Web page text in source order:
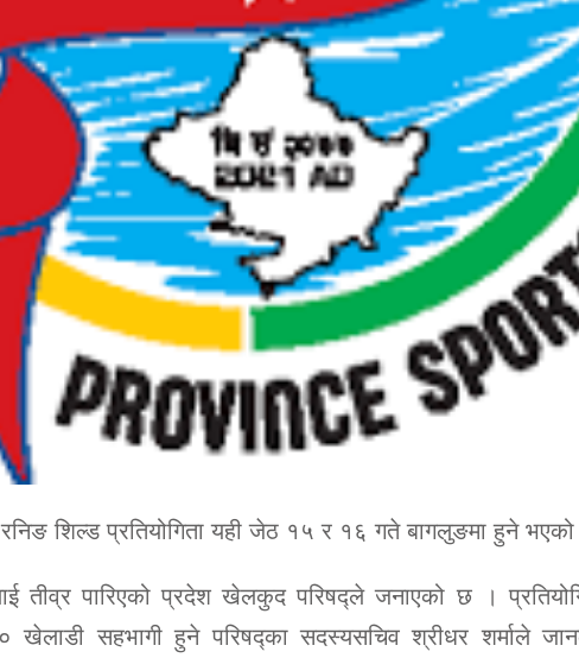
रनिङ शिल्ड प्रतियोगिता यही जेठ १५ र १६ गते बागलुङमा हुने
तीव्र पारिएको प्रदेश खेलकुद परिषद्ले जनाएको छ ।
खेलाडी सहभागी हुने परिषद्का सदस्यसचिव श्रीधर शर्माले